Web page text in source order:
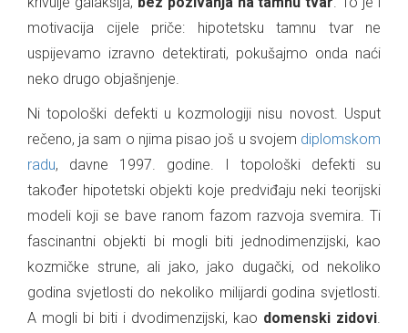
motivacija cijele priče: hipotetsku tamnu tvar ne
uspijevamo izravno detektirati, pokušajmo onda naći
neko drugo objašnjenje.
Ni topološki defekti u kozmologiji nisu novost. Usput
rečeno, ja sam o njima pisao još u svojem diplomskom
radu, davne 1997. godine. I topološki defekti su
također hipotetski objekti koje predviđaju neki teorijski
modeli koji se bave ranom fazom razvoja svemira. Ti
fascinantni objekti bi mogli biti jednodimenzijski, kao
kozmičke strune, ali jako, jako dugački, od nekoliko
godina svjetlosti do nekoliko milijardi godina svjetlosti.
A mogli bi biti i dvodimenzijski, kao domenski zidovi.